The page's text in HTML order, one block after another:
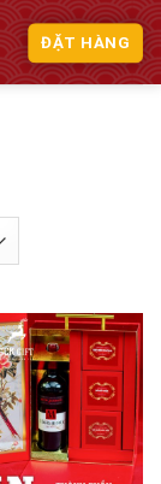
ĐẶT HÀNG